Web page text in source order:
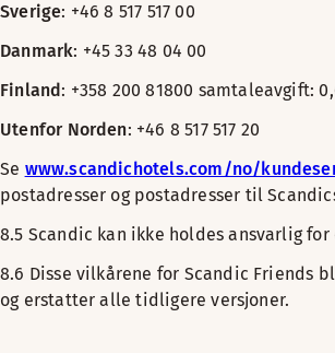
Sverige: +46 8 517 517 00
Danmark: +45 33 48 04 00
Finland: +358 200 81800 samtaleavgift:
Utenfor Norden: +46 8 517 517 20
Se www.scandichotels.com/no/
postadresser og postadresser til
8.5 Scandic kan ikke holdes ansvarlig
8.6 Disse vilkårene for Scandic Friends
og erstatter alle tidligere versjoner.